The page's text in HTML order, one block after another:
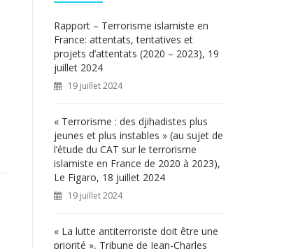
h
e
r
:
Rapport – Terrorisme islamiste en
France: attentats, tentatives et
projets d’attentats (2020 – 2023), 19
juillet 2024
19 juillet 2024
« Terrorisme : des djihadistes plus
jeunes et plus instables » (au sujet de
l’étude du CAT sur le terrorisme
islamiste en France de 2020 à 2023),
Le Figaro, 18 juillet 2024
19 juillet 2024
« La lutte antiterroriste doit être une
priorité », Tribune de Jean-Charles